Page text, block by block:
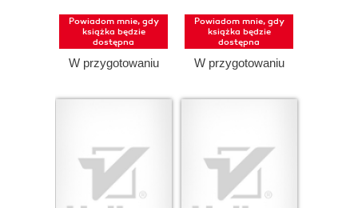
Powiadom mnie, gdy
książka będzie
dostępna
W przygotowaniu
Dask, Polars i
PySpark
Powiadom mnie, gdy
książka będzie
dostępna
W przygotowaniu